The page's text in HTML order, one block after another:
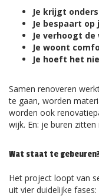
Je krijgt
Je bespaart
Je verhoogt
Je woont
Je hoeft het
Samen renoveren
te gaan, worden
worden ook
wijk. En: je buren
Wat staat te
Het project loopt van
uit vier duidelijke fases: